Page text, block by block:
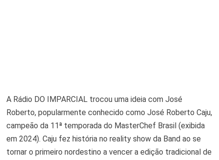
A Rádio DO IMPARCIAL trocou uma ideia com José
Roberto, popularmente conhecido como José Roberto Caju,
campeão da 11ª temporada do MasterChef Brasil (exibida
em 2024). Caju fez história no reality show da Band ao se
tornar o primeiro nordestino a vencer a edição tradicional de